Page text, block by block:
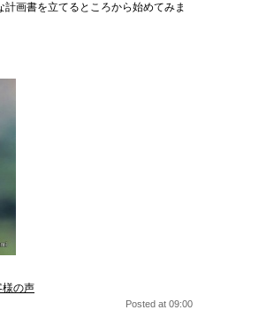
画書を立てるところから始めてみま
様の声
Posted at 09:00